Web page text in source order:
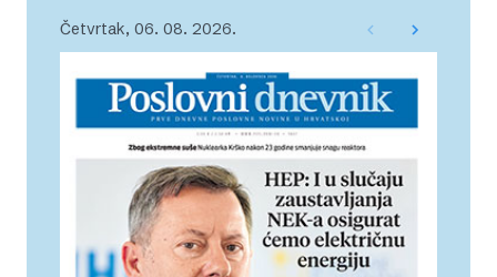
Četvrtak, 06. 08. 2026.